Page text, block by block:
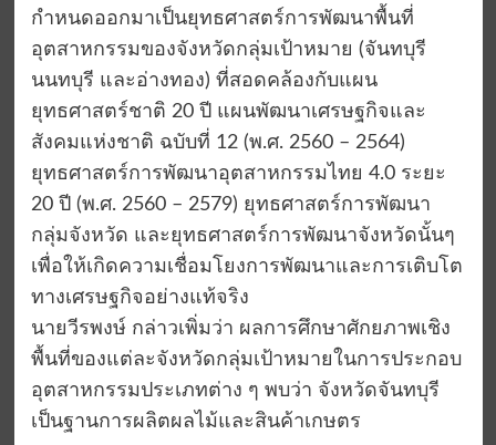
กำหนดออกมาเป็นยุทธศาสตร์การพัฒนาพื้นที่
อุตสาหกรรมของจังหวัดกลุ่มเป้าหมาย (จันทบุรี
นนทบุรี และอ่างทอง) ที่สอดคล้องกับแผน
ยุทธศาสตร์ชาติ 20 ปี แผนพัฒนาเศรษฐกิจและ
สังคมแห่งชาติ ฉบับที่ 12 (พ.ศ. 2560 – 2564)
ยุทธศาสตร์การพัฒนาอุตสาหกรรมไทย 4.0 ระยะ
20 ปี (พ.ศ. 2560 – 2579) ยุทธศาสตร์การพัฒนา
กลุ่มจังหวัด และยุทธศาสตร์การพัฒนาจังหวัดนั้นๆ
เพื่อให้เกิดความเชื่อมโยงการพัฒนาและการเติบโต
ทางเศรษฐกิจอย่างแท้จริง
นายวีรพงษ์ กล่าวเพิ่มว่า ผลการศึกษาศักยภาพเชิง
พื้นที่ของแต่ละจังหวัดกลุ่มเป้าหมายในการประกอบ
อุตสาหกรรมประเภทต่าง ๆ พบว่า จังหวัดจันทบุรี
เป็นฐานการผลิตผลไม้และสินค้าเกษตร